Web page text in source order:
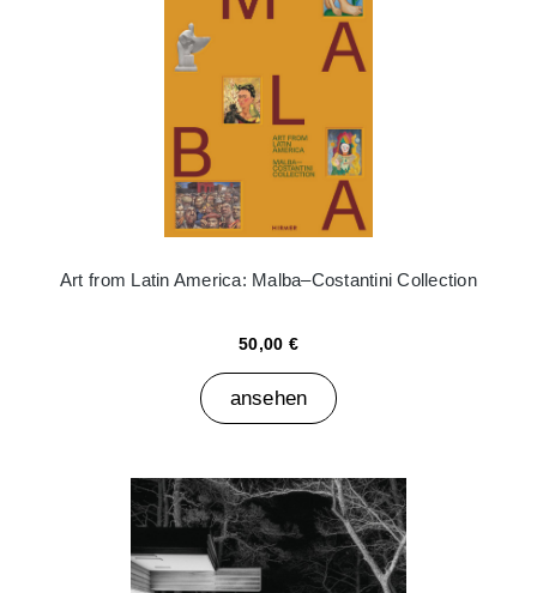
Art from Latin America: Malba–Costantini Collection
50,00 €
ansehen